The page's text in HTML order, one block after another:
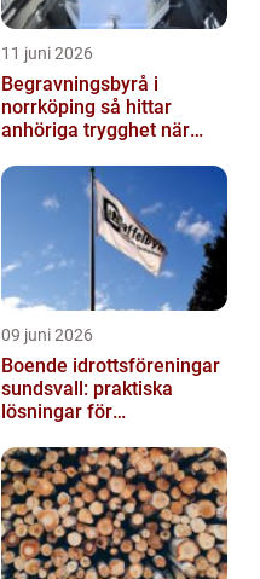
11 juni 2026
Begravningsbyrå i
norrköping så hittar
anhöriga trygghet när
09 juni 2026
Boende idrottsföreningar
sundsvall: praktiska
lösningar för
cuphelger